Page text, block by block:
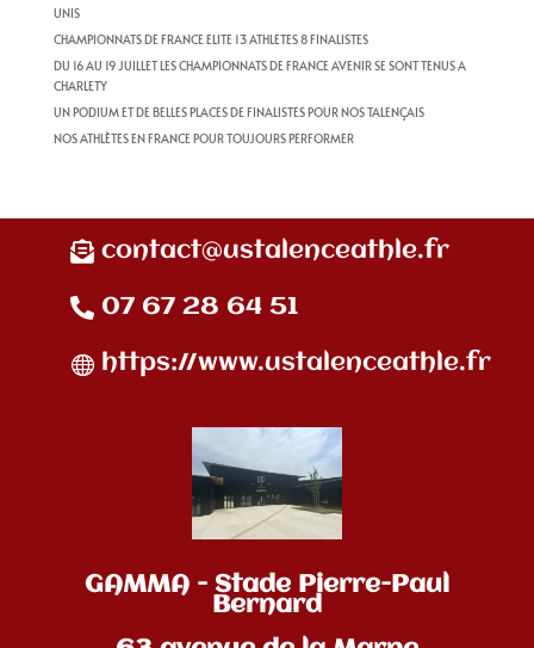
UNIS
CHAMPIONNATS DE FRANCE ELITE 13 ATHLETES 8 FINALISTES
DU 16 AU 19 JUILLET LES CHAMPIONNATS DE FRANCE AVENIR SE SONT TENUS A
CHARLETY
UN PODIUM ET DE BELLES PLACES DE FINALISTES POUR NOS TALENÇAIS
NOS ATHLÈTES EN FRANCE POUR TOUJOURS PERFORMER
contact@ustalenceathle.fr
07 67 28 64 51
https://www.ustalenceathle.fr
GAMMA - Stade Pierre-Paul
Bernard